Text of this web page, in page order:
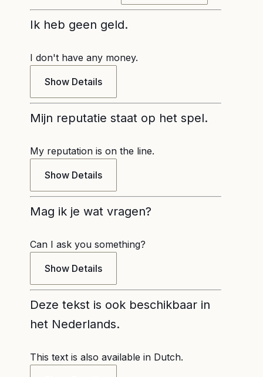
Ik heb geen geld.
I don't have any money.
Show Details
Mijn reputatie staat op het spel.
My reputation is on the line.
Show Details
Mag ik je wat vragen?
Can I ask you something?
Show Details
Deze tekst is ook beschikbaar in
het Nederlands.
This text is also available in Dutch.